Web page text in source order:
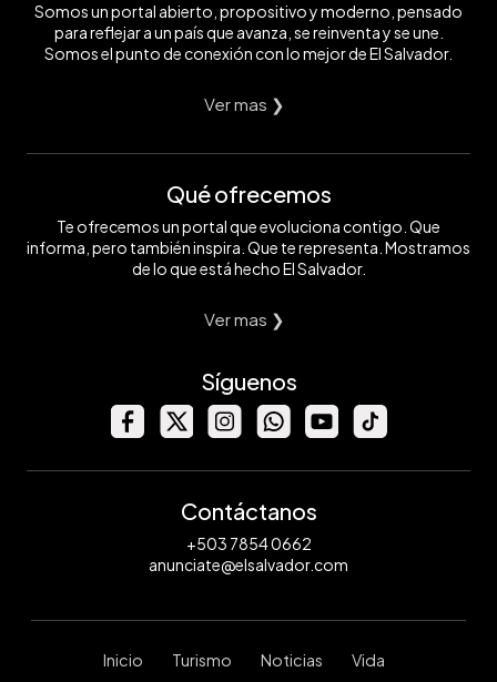
Somos un portal abierto, propositivo y moderno, pensado
para reflejar a un país que avanza, se reinventa y se une.
Somos el punto de conexión con lo mejor de El Salvador.
Ver mas ❯
Qué ofrecemos
Te ofrecemos un portal que evoluciona contigo. Que
informa, pero también inspira. Que te representa. Mostramos
de lo que está hecho El Salvador.
Ver mas ❯
Síguenos
Contáctanos
+503 7854 0662
anunciate@elsalvador.com
Inicio Turismo Noticias Vida